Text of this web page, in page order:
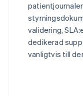
patientjournaler
validering,
dedikerad
vanligtvis till